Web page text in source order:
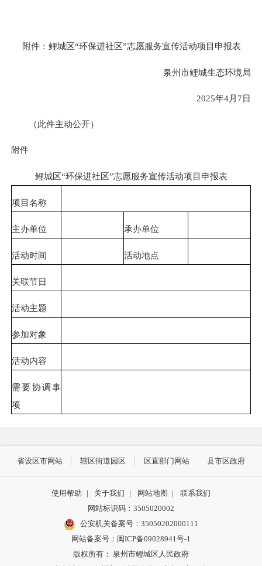
附件：鲤城区“环保进社区”志愿服务宣传活动项目申报表
泉州市鲤城生态环境局
2025年4月7日
（此件主动公开）
附件
鲤城区“环保进社区”志愿服务宣传活动项目申报表
项目名称
主办单位 承办单位
活动时间 活动地点
关联节日
活动主题
参加对象
活动内容
需要协调事
项
省设区市网站 辖区街道园区 区直部门网站 县市区政府
使用帮助 | 关于我们 | 网站地图 |
联系我们
网站标识码：3505020002
公安机关备案号：35050202000111
网站备案号：闽ICP备09028941号-1
版权所有： 泉州市鲤城区人民政府